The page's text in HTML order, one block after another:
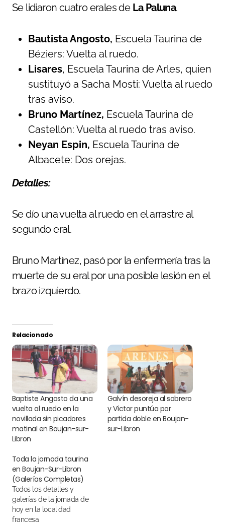
Se lidiaron cuatro erales de La Paluna.
Bautista Angosto, Escuela Taurina de
Béziers: Vuelta al ruedo.
Lisares, Escuela Taurina de Arles, quien
sustituyó a Sacha Mosti: Vuelta al ruedo
tras aviso.
Bruno Martínez, Escuela Taurina de
Castellón: Vuelta al ruedo tras aviso.
Neyan Espin, Escuela Taurina de
Albacete: Dos orejas.
Detalles:
Se dío una vuelta al ruedo en el arrastre al
segundo eral.
Bruno Martínez, pasó por la enfermería tras la
muerte de su eral por una posible lesión en el
brazo izquierdo.
Relacionado
Baptiste Angosto da una
vuelta al ruedo en la
novillada sin picadores
matinal en Boujan-sur-
Libron
Galvín desoreja al sobrero
y Víctor puntúa por
partida doble en Boujan-
sur-Libron
Toda la jornada taurina
en Boujan-Sur-Libron
(Galerías Completas)
Todos los detalles y
galerías de la jornada de
hoy en la localidad
francesa